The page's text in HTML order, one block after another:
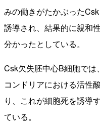
みの働きがたかぶった
誘導され、結果的に親和
分かったとしている。
Csk欠失胚中心B細胞では
コンドリアにおける活性
り、これが細胞死を誘導
ている。